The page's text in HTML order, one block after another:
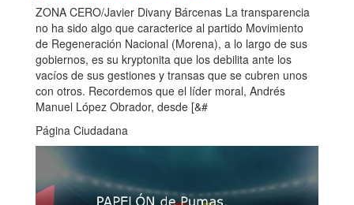
ZONA CERO/Javier Divany Bárcenas La transparencia
no ha sido algo que caracterice al partido Movimiento
de Regeneración Nacional (Morena), a lo largo de sus
gobiernos, es su kryptonita que los debilita ante los
vacíos de sus gestiones y transas que se cubren unos
con otros. Recordemos que el líder moral, Andrés
Manuel López Obrador, desde [&#
Página Ciudadana